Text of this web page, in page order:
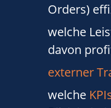
Orders)
welche
davon
externer
welche